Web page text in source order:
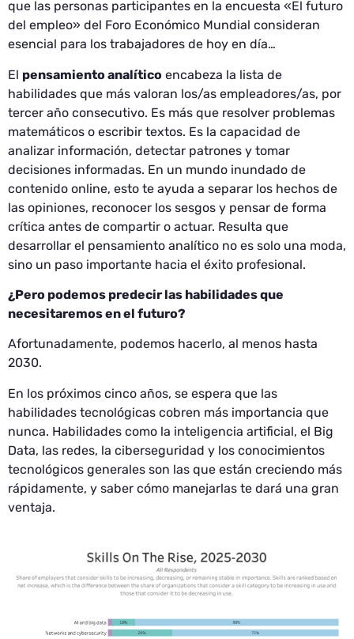
que las personas participantes en la encuesta «El futuro
del empleo» del Foro Económico Mundial consideran
esencial para los trabajadores de hoy en día…
El pensamiento analítico encabeza la lista de
habilidades que más valoran los/as empleadores/as, por
tercer año consecutivo. Es más que resolver problemas
matemáticos o escribir textos. Es la capacidad de
analizar información, detectar patrones y tomar
decisiones informadas. En un mundo inundado de
contenido online, esto te ayuda a separar los hechos de
las opiniones, reconocer los sesgos y pensar de forma
crítica antes de compartir o actuar. Resulta que
desarrollar el pensamiento analítico no es solo una moda,
sino un paso importante hacia el éxito profesional.
¿Pero podemos predecir las habilidades que
necesitaremos en el futuro?
Afortunadamente, podemos hacerlo, al menos hasta
2030.
En los próximos cinco años, se espera que las
habilidades tecnológicas cobren más importancia que
nunca. Habilidades como la inteligencia artificial, el Big
Data, las redes, la ciberseguridad y los conocimientos
tecnológicos generales son las que están creciendo más
rápidamente, y saber cómo manejarlas te dará una gran
ventaja.